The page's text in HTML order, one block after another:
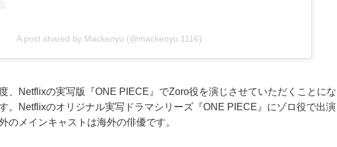
A post shared by Mackenyu (@mackenyu.1116)
、Netflixの実写版『ONE PIECE』でZoro役を演じさせていただくことにな
。Netflixのオリジナル実写ドラマシリーズ『ONE PIECE』にゾロ役で出演
のメインキャストは海外の俳優です。